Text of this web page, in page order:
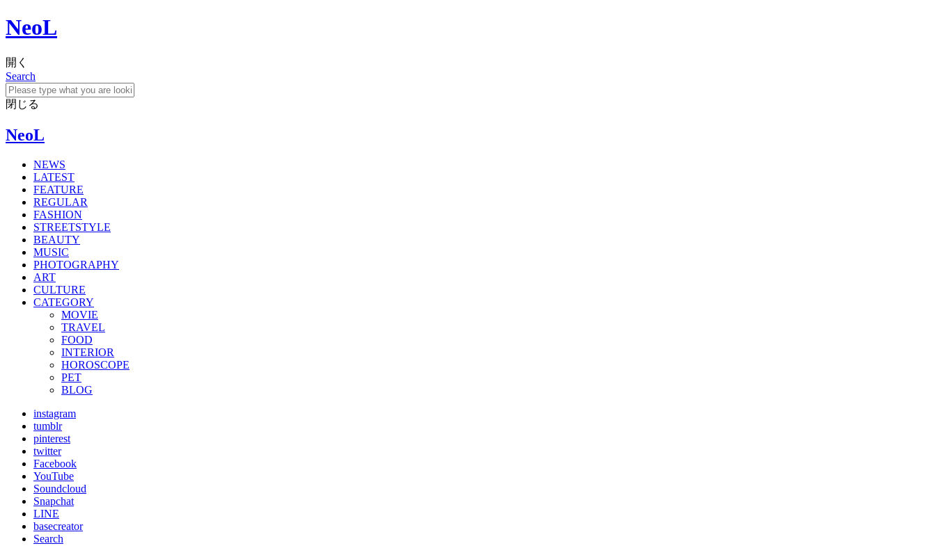
NeoL
開く
Search
閉じる
NeoL
NEWS
LATEST
FEATURE
REGULAR
FASHION
STREETSTYLE
BEAUTY
MUSIC
PHOTOGRAPHY
ART
CULTURE
CATEGORY
MOVIE
TRAVEL
FOOD
INTERIOR
HOROSCOPE
PET
BLOG
instagram
tumblr
pinterest
twitter
Facebook
YouTube
Soundcloud
Snapchat
LINE
basecreator
Search